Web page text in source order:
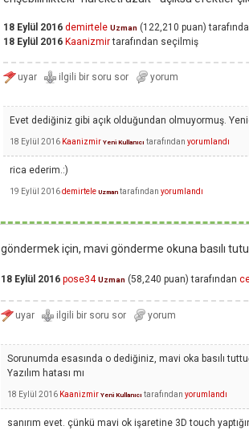
18 Eylül 2016 demirtele Uzman (122,210 puan)
18 Eylül 2016 Kaanizmirtarafından seçilmiş
Evet dediğiniz gibi açık olduğundan olmuyormuş.
18 Eylül 2016 Kaanizmir Yeni Kullanıcı tarafından yorumlandı
rica ederim.:)
19 Eylül 2016demirtele Uzman tarafından yorumlandı
göndermek için, mavi gönderme okuna basılı
18 Eylül 2016 pose34 Uzman (58,240 puan) tarafından
Sorunumda esasında o dediğiniz, mavi oka basılı
Yazılım hatası mı
18 Eylül 2016 Kaanizmir Yeni Kullanıcı tarafından yorumlandı
sanırım evet. çünkü mavi ok işaretine 3D touch